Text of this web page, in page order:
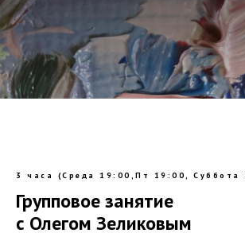
3 часа (Среда 19:00,Пт 19:00, Суббота
Групповое занятие
с Олегом Зеликовым